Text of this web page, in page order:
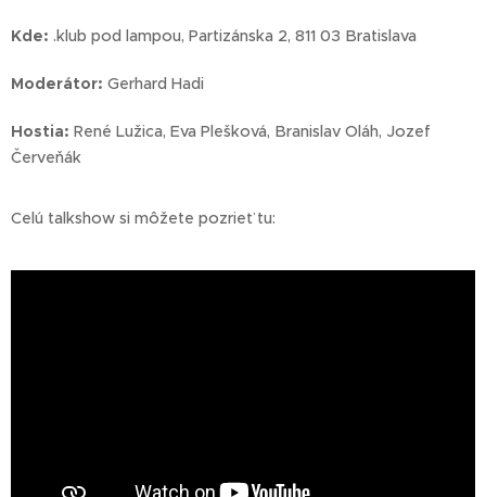
Kde: .klub pod lampou, Partizánska 2, 811 03 Bratislava
Moderátor: Gerhard Hadi
Hostia: René Lužica, Eva Plešková, Branislav Oláh, Jozef
Červeňák
Celú talkshow si môžete pozrieť tu: